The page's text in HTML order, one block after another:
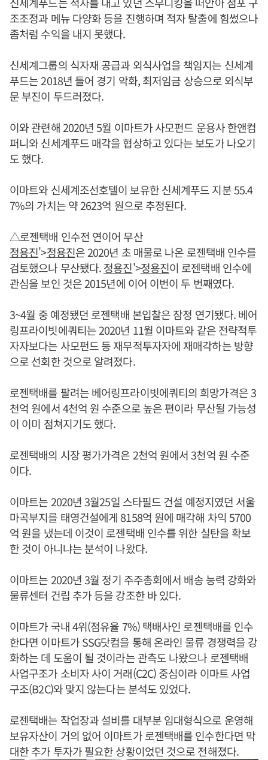
조조정과 메뉴 다양화 등을 진행하며 적자 탈출에 힘썼으나
좀처럼 수익을 내지 못했다.
신세계그룹의 식자재 공급과 외식사업을 책임지는 신세계
푸드는 2018년 들어 경기 악화, 최저임금 상승으로 외식부
문 부진이 두드러졌다.
이와 관련해 2020년 5월 이마트가 사모펀드 운용사 한앤컴
퍼니와 신세계푸드 매각을 협상하고 있다는 보도가 나오기
도 했다.
이마트와 신세계조선호텔이 보유한 신세계푸드 지분 55.4
7%의 가치는 약 2623억 원으로 추정된다.
△로젠택배 인수전 연이어 무산
정용진'>정용진은 2020년 초 매물로 나온 로젠택배 인수를
검토했으나 무산됐다.정용진'>정용진이 로젠택배 인수에
관심을 보인 것은 2015년에 이어 이번이 두 번째였다.
3~4월 중 예정됐던 로젠택배 본입찰은 잠정 연기됐다. 베어
링프라이빗에쿼티는 2020년 11월 이마트와 같은 전략적투
자자보다는 사모펀드 등 재무적투자자에 재매각하는 방향
으로 선회한 것으로 알려졌다.
로젠택배를 팔려는 베어링프라이빗에쿼티의 희망가격은 3
천억 원에서 4천억 원 수준으로 높은 편이라 무산될 가능성
이 이미 점쳐지기도 했다.
로젠택배의 시장 평가가격은 2천억 원에서 3천억 원 수준
이다.
이마트는 2020년 3월25일 스타필드 건설 예정지였던 서울
마곡부지를 태영건설에게 8158억 원에 매각해 차익 5700
억 원을 냈는데 이것이 로젠택배 인수를 위한 실탄을 확보
한 것이 아니냐는 분석이 나왔다.
이마트는 2020년 3월 정기 주주총회에서 배송 능력 강화와
물류센터 건립 추가 등을 강조한 바 있다.
이마트가 국내 4위(점유율 7%) 택배사인 로젠택배를 인수
한다면 이마트가 SSG닷컴을 통해 온라인 물류 경쟁력을 강
화하는 데 도움이 될 것이라는 관측도 나왔으나 로젠택배
사업구조가 소비자 사이 거래(C2C) 중심이라 이마트 사업
구조(B2C)와 맞지 않는다는 분석도 있었다.
로젠택배는 작업장과 설비를 대부분 임대형식으로 운영해
보유자산이 거의 없어 이마트가 로젠택배를 인수한다면 막
대한 추가 투자가 필요한 상황이었던 것으로 전해졌다.